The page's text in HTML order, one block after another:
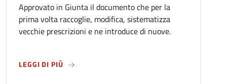
Approvato in Giunta il documento che per la
prima volta raccoglie, modifica, sistematizza
vecchie prescrizioni e ne introduce di nuove.
LEGGI DI PIÙSUREGOLAMENTO PER LA VALORIZZAZIONE